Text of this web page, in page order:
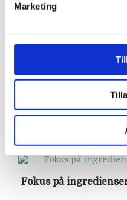
Marketing
"Først og fremmest vil
meget tilfreds kunde/
hest, ...
Fokus på